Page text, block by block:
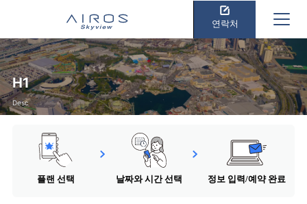
연락처
H1
Desc
플랜 선택 날짜와 시간 선택 정보 입력/예약 완료